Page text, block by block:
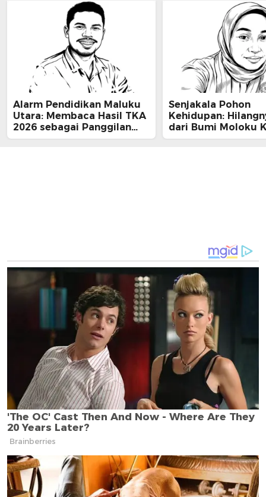
Alarm Pendidikan Maluku
Utara: Membaca Hasil TKA
2026 sebagai Panggilan
Aksi bagi Pemerintah
Senjakala Pohon
Kehidupan:
dari Bumi Moloku